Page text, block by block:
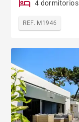
4 dormitorios
REF. M1946